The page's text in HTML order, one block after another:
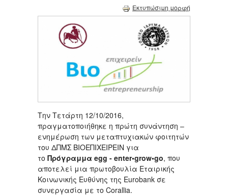
Εκτυπώσιμη μορφή
Την Τετάρτη 12/10/2016,
πραγματοποιήθηκε η πρώτη συνάντηση –
ενημέρωση των μεταπτυχιακών φοιτητών
του ΔΠΜΣ ΒΙΟΕΠΙΧΕΙΡΕΙΝ για
το Πρόγραμμα egg - enter•grow•go, που
αποτελεί μια πρωτοβουλία Eταιρικής
Kοινωνικής Eυθύνης της Eurobank σε
συνεργασία με το Corallia.